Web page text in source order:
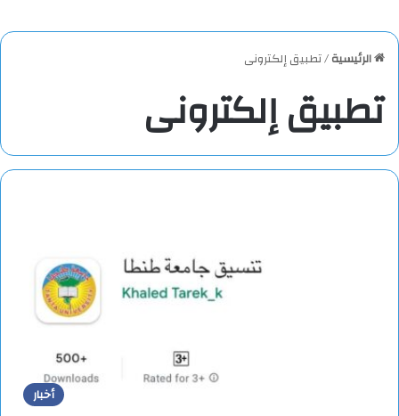
الرئيسية/تطبيق إلكترونى
تطبيق إلكترونى
أخبار